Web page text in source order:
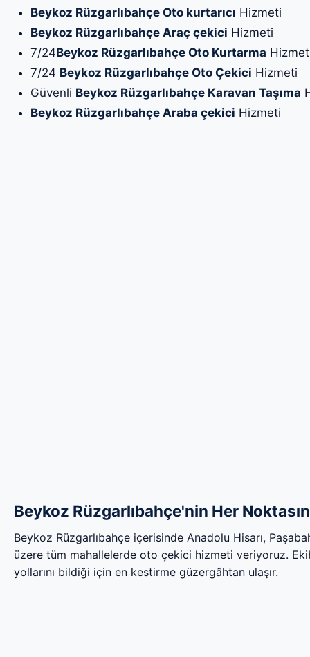
Beykoz Rüzgarlıbahçe Oto kurtarıcı Hizmeti
Beykoz Rüzgarlıbahçe Araç çekici Hizmeti
7/24Beykoz Rüzgarlıbahçe Oto Kurtarma
7/24 Beykoz Rüzgarlıbahçe Oto Çekici Hizmeti
Güvenli Beykoz Rüzgarlıbahçe Karavan Taşıma
Beykoz Rüzgarlıbahçe Araba çekici Hizmeti
Beykoz Rüzgarlıbahçe'nin Her
Beykoz Rüzgarlıbahçe içerisinde Anadolu Hisarı,
üzere tüm mahallelerde oto çekici hizmeti veriyoruz.
yollarını bildiği için en kestirme güzergâhtan ulaşır.